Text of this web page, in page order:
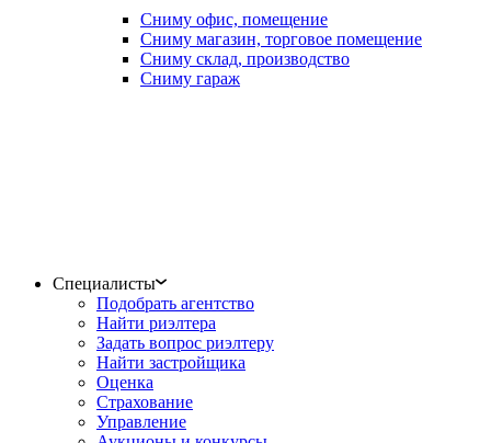
Сниму офис, помещение
Сниму магазин, торговое помещение
Сниму склад, производство
Сниму гараж
Специалисты
Подобрать агентство
Найти риэлтера
Задать вопрос риэлтеру
Найти застройщика
Оценка
Страхование
Управление